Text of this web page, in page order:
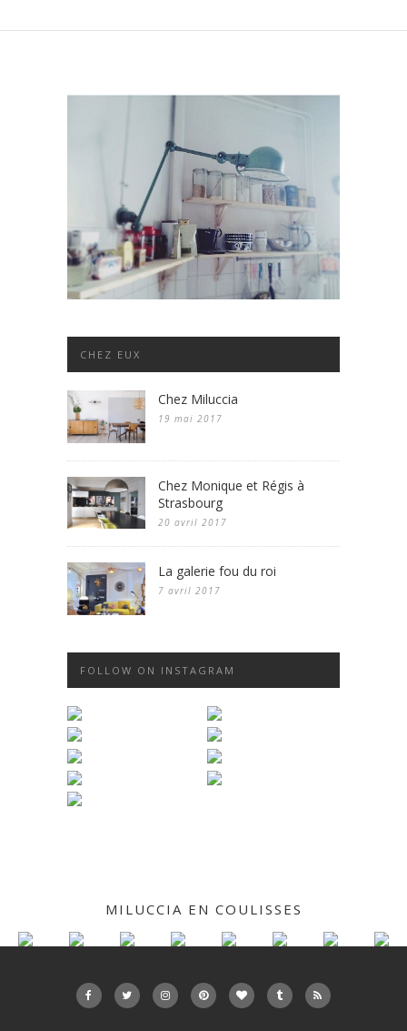
CHEZ EUX
Chez Miluccia
19 mai 2017
Chez Monique et Régis à
Strasbourg
20 avril 2017
La galerie fou du roi
7 avril 2017
FOLLOW ON INSTAGRAM
MILUCCIA EN COULISSES